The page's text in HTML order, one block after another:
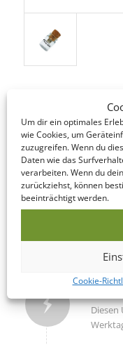
Um dir ein optimales
wie Cookies, um
zuzugreifen. Wenn du
Daten wie das
verarbeiten. Wenn du
zurückziehst, können
beeinträchtigt werden.
Cookie-
STANDARD
Auch im Standard
Hier finden Sie eine
Noch
Diesen